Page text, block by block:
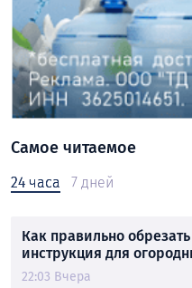
Самое читаемое
24 часа 7 дней
Как правильно
инструкция для
22:03 Вчера